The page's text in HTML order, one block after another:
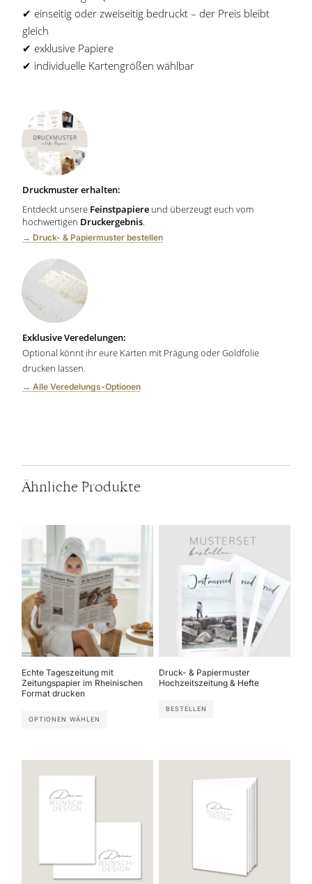
✔︎ einseitig oder zweiseitig bedruckt – der Preis bleibt
gleich
✔︎ exklusive Papiere
✔︎ individuelle Kartengrößen wählbar
Druckmuster erhalten:
Entdeckt unsere Feinstpapiere und überzeugt euch vom
hochwertigen Druckergebnis.
→ Druck- & Papiermuster bestellen
Exklusive Veredelungen:
Optional könnt ihr eure Karten mit Prägung oder Goldfolie
drucken lassen.
→ Alle Veredelungs-Optionen
Ähnliche Produkte
Echte Tageszeitung mit
Zeitungspapier im Rheinischen
Format drucken
OPTIONEN WÄHLEN
Druck- & Papiermuster
Hochzeitszeitung & Hefte
BESTELLEN